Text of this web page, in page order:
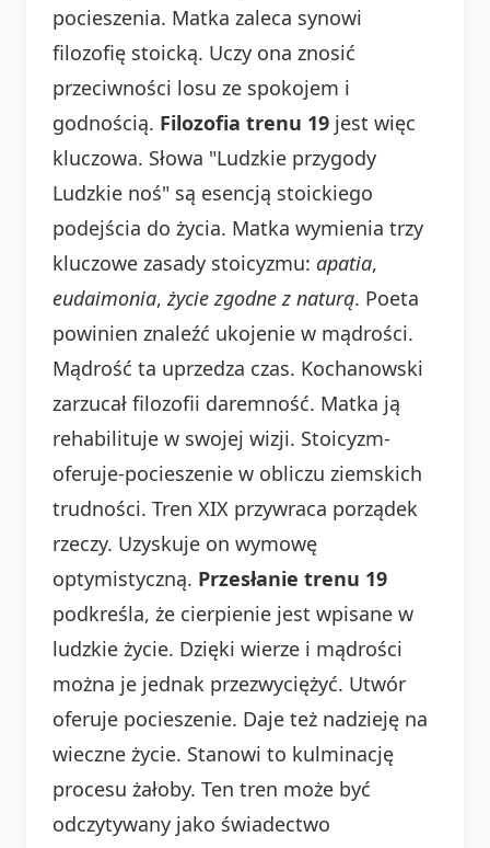
pocieszenia. Matka zaleca synowi
filozofię stoicką. Uczy ona znosić
przeciwności losu ze spokojem i
godnością. Filozofia trenu 19 jest więc
kluczowa. Słowa "Ludzkie przygody
Ludzkie noś" są esencją stoickiego
podejścia do życia. Matka wymienia trzy
kluczowe zasady stoicyzmu: apatia,
eudaimonia, życie zgodne z naturą. Poeta
powinien znaleźć ukojenie w mądrości.
Mądrość ta uprzedza czas. Kochanowski
zarzucał filozofii daremność. Matka ją
rehabilituje w swojej wizji. Stoicyzm-
oferuje-pocieszenie w obliczu ziemskich
trudności. Tren XIX przywraca porządek
rzeczy. Uzyskuje on wymowę
optymistyczną. Przesłanie trenu 19
podkreśla, że cierpienie jest wpisane w
ludzkie życie. Dzięki wierze i mądrości
można je jednak przezwyciężyć. Utwór
oferuje pocieszenie. Daje też nadzieję na
wieczne życie. Stanowi to kulminację
procesu żałoby. Ten tren może być
odczytywany jako świadectwo